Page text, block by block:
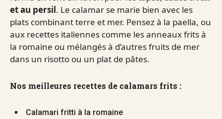
et au persil. Le calamar se marie bien avec les
plats combinant terre et mer. Pensez à la paella, ou
aux recettes italiennes comme les anneaux frits à
la romaine ou mélangés à d’autres fruits de mer
dans un risotto ou un plat de pâtes.
Nos meilleures recettes de calamars frits :
Calamari fritti à la romaine